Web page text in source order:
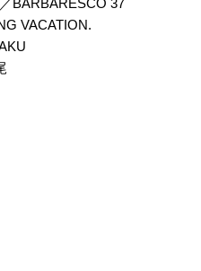
BARBARESCO 37
VACATION.